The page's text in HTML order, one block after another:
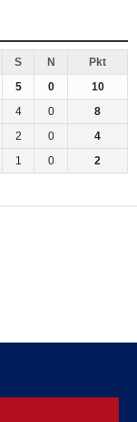
S N
Pkt
5 0
10
4 0
8
2 0
4
1 0 2